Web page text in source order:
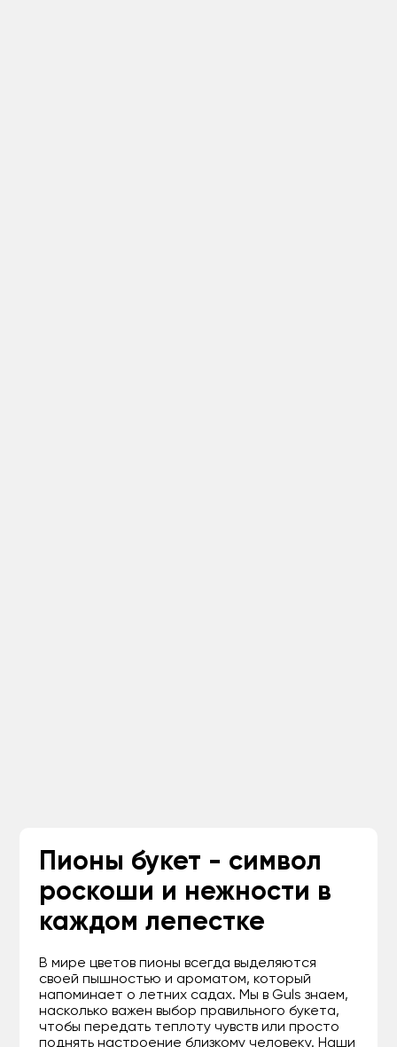
Пионы букет - символ
роскоши и нежности в
каждом лепестке
В мире цветов пионы всегда выделяются
своей пышностью и ароматом, который
напоминает о летних садах. Мы в Guls знаем,
насколько важен выбор правильного букета,
чтобы передать теплоту чувств или просто
поднять настроение близкому человеку. Наши